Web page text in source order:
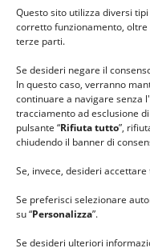
Questo sito utilizza diversi
corretto funzionamento,
terze parti.
Se desideri negare il
In questo caso, verranno
continuare a navigare senza
tracciamento ad esclusione
pulsante “Rifiuta tutto”,
chiudendo il banner di
Se, invece, desideri accettare
Se preferisci selezionare
su “Personalizza”.
Se desideri ulteriori